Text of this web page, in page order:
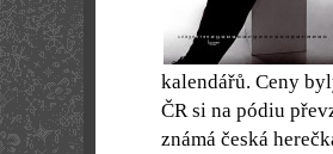
kalendářů. Ceny
ČR si na pódiu
známá česká